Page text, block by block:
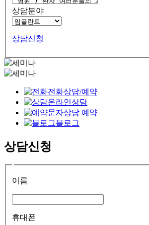
상담분야
상담신청
전화상담/예약
온라인상담
문자상담 예약
블로그
상담신청
이름
휴대폰